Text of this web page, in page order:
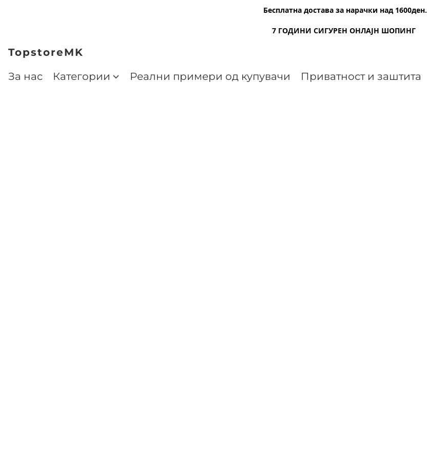
Бесплатна достава за нарачки над 1600ден.
7 ГОДИНИ СИГУРЕН ОНЛАЈН ШОПИНГ
TopstoreMK
За нас
Категории Реални примери од купувачи Приватност и заштита